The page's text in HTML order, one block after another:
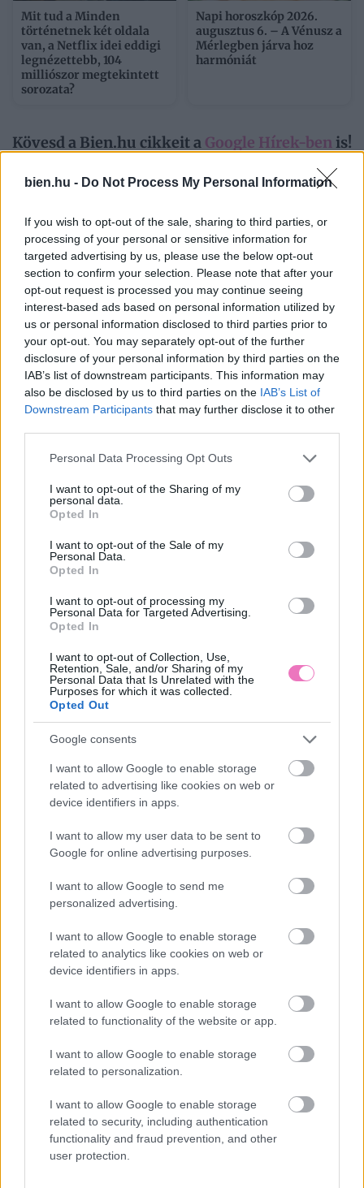
bien.hu - Do Not Process My Personal Information
If you wish to opt-out of the sale, sharing to third parties, or
processing of your personal or sensitive information for
targeted advertising by us, please use the below opt-out
section to confirm your selection. Please note that after your
opt-out request is processed you may continue seeing
interest-based ads based on personal information utilized by
us or personal information disclosed to third parties prior to
your opt-out. You may separately opt-out of the further
disclosure of your personal information by third parties on the
IAB’s list of downstream participants. This information may
also be disclosed by us to third parties on the IAB’s List of
Downstream Participants that may further disclose it to other
Please note that this website/app uses one or more Google
not limited to your visit or usage behaviour. You may click to
grant or deny consent to Google and its third-party tags to
use your data for below specified purposes in below Google
consent section.
Personal Data Processing Opt Outs
I want to opt-out of the Sharing of my
personal data.
Opted In
I want to opt-out of the Sale of my
Personal Data.
Opted In
I want to opt-out of processing my
Personal Data for Targeted Advertising.
Opted In
I want to opt-out of Collection, Use,
Retention, Sale, and/or Sharing of my
Personal Data that Is Unrelated with the
Purposes for which it was collected.
Opted Out
Google consents
I want to allow Google to enable storage
related to advertising like cookies on web or
device identifiers in apps.
I want to allow my user data to be sent to
Google for online advertising purposes.
I want to allow Google to send me
personalized advertising.
I want to allow Google to enable storage
related to analytics like cookies on web or
device identifiers in apps.
I want to allow Google to enable storage
related to functionality of the website or app.
I want to allow Google to enable storage
related to personalization.
I want to allow Google to enable storage
related to security, including authentication
functionality and fraud prevention, and other
user protection.
Mit tud a Minden
történetnek két oldala
van, a Netflix idei eddigi
legnézettebb, 104
milliószor megtekintett
sorozata?
Napi horoszkóp 2026.
augusztus 6. – A Vénusz a
Mérlegben járva hoz
harmóniát
Kövesd a Bien.hu cikkeit a Google Hírek-ben is!
TÁRSADALMI VISELKEDÉS
HOZZÁSZÓLÁSOK
Szólj hozzá a Facebook-on!
4 csillagjegy, akiket a nyári forróság ráz fel az unalomból
Ha nyáron születtél, egy különleges spirituális ajándékkal
érkeztél a világra
ami valóban működik
kellemetlen szagok – Íme a trükköm
A rossz alvás tényleg megállíthatja a zsírégetést? Ezt
mondja róla a fitneszedző
A „mommy brain” mítosz nyomában: Tényleg elbutulnak az
anyák gyerekvállalás után?
Nem véletlen, hogy nem illik rád a csillagjegyed leírása: a
Kos Bika
Oroszlán Szűz